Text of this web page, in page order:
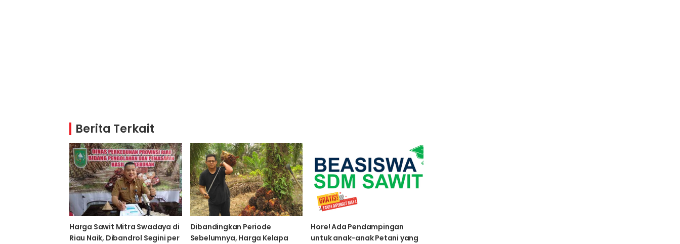
Berita Terkait
Harga Sawit Mitra Swadaya di
Riau Naik, Dibandrol Segini per
Dibandingkan Periode
Sebelumnya, Harga Kelapa
Hore! Ada Pendampingan
untuk anak-anak Petani yang